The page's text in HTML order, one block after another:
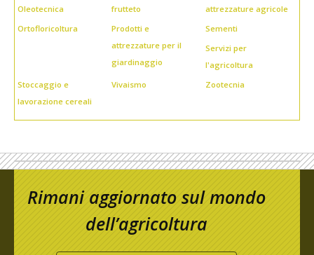
Oleotecnica
frutteto
attrezzature agricole
Ortofloricoltura
Prodotti e
attrezzature per il
giardinaggio
Sementi
Servizi per
l'agricoltura
Stoccaggio e
lavorazione cereali
Vivaismo Zootecnia
Rimani aggiornato sul mondo
dell’agricoltura